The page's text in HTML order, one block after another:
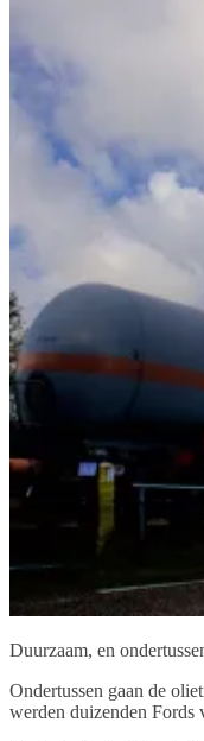
Duurzaam, en
Ondertussen gaan de
werden duizenden Fords